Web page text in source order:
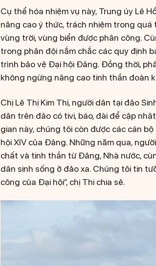
Cụ thể hóa nhiệm vụ này, Trung úy Lê
nâng cao ý thức, trách nhiệm trong
vùng trời, vùng biển được phân công.
trong phân đội nắm chắc các quy định
trình bảo vệ Đại hội Đảng. Đồng thời,
không ngừng nâng cao tinh thần đoàn
Chị Lê Thị Kim Thi, người dân tại đảo
dân trên đảo có tivi, báo, đài để cập
gian này, chúng tôi còn được các cán
hội XIV của Đảng. Những năm qua,
chất và tinh thần từ Đảng, Nhà nước,
dân sinh sống ở đảo xa. Chúng tôi tin
công của Đại hội”, chị Thi chia sẻ.